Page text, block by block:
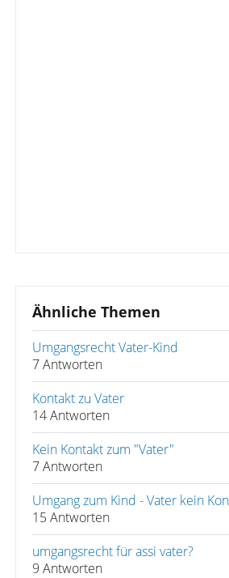
Ähnliche Themen
Umgangsrecht Vater-Kind
7 Antworten
Kontakt zu Vater
14 Antworten
Kein Kontakt zum "Vater"
7 Antworten
Umgang zum Kind - Vater kein
15 Antworten
umgangsrecht für assi vater?
9 Antworten